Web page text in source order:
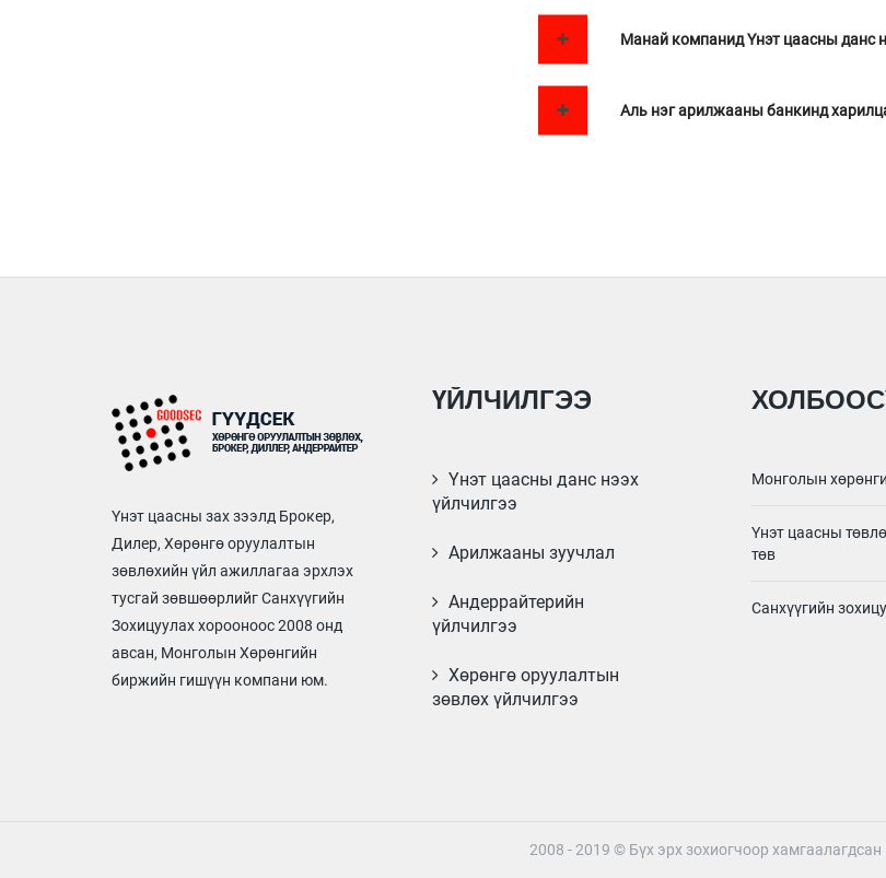
Манай компанид Үнэт цаасны данс
Аль нэг арилжааны банкинд
Үнэт цаасны зах зээлд Брокер,
Дилер, Хөрөнгө оруулалтын
зөвлөхийн үйл ажиллагаа эрхлэх
тусгай зөвшөөрлийг Санхүүгийн
Зохицуулах хорооноос 2008 онд
авсан, Монголын Хөрөнгийн
биржийн гишүүн компани юм.
ҮЙЛЧИЛГЭЭ
Үнэт цаасны данс нээх
үйлчилгээ
Арилжааны зуучлал
Андеррайтерийн
үйлчилгээ
Хөрөнгө оруулалтын
зөвлөх үйлчилгээ
Монголын
Үнэт цаасны
төв
Санхүүгийн
2008 - 2019 © Бүх эрх зохиогчоор хамгаалагдсан